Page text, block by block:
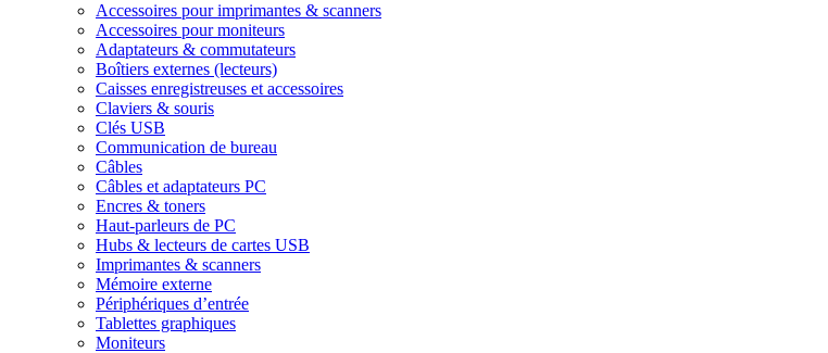
Accessoires pour imprimantes & scanners
Accessoires pour moniteurs
Adaptateurs & commutateurs
Boîtiers externes (lecteurs)
Caisses enregistreuses et accessoires
Claviers & souris
Clés USB
Communication de bureau
Câbles
Câbles et adaptateurs PC
Encres & toners
Haut-parleurs de PC
Hubs & lecteurs de cartes USB
Imprimantes & scanners
Mémoire externe
Périphériques d’entrée
Tablettes graphiques
Moniteurs